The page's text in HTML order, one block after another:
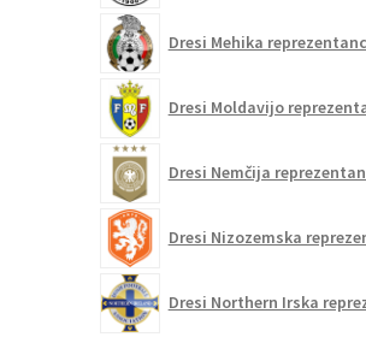
Dresi Mehika
Dresi Moldavijo
Dresi Nemčija
Dresi Nizozemska
Dresi Northern Irska